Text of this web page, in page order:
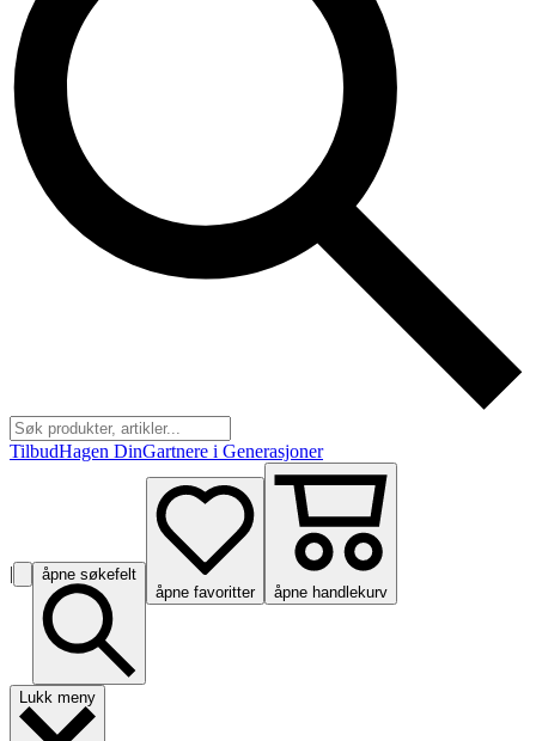
TilbudHagen DinGartnere i Generasjoner
|
åpne søkefelt
åpne favoritter
åpne handlekurv
Lukk meny